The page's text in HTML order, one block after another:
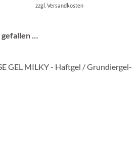
zzgl.Versandkosten
gefallen …
GEL MILKY - Haftgel / Grundiergel-